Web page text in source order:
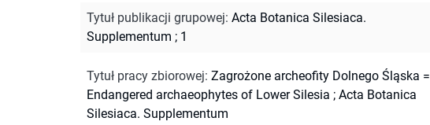
Tytuł publikacji grupowej: Acta Botanica Silesiaca.
Supplementum ; 1
Tytuł pracy zbiorowej: Zagrożone archeofity Dolnego Śląska =
Endangered archaeophytes of Lower Silesia ; Acta Botanica
Silesiaca. Supplementum